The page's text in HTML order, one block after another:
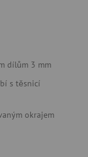
dílům 3 mm
s těsnicí
okrajem